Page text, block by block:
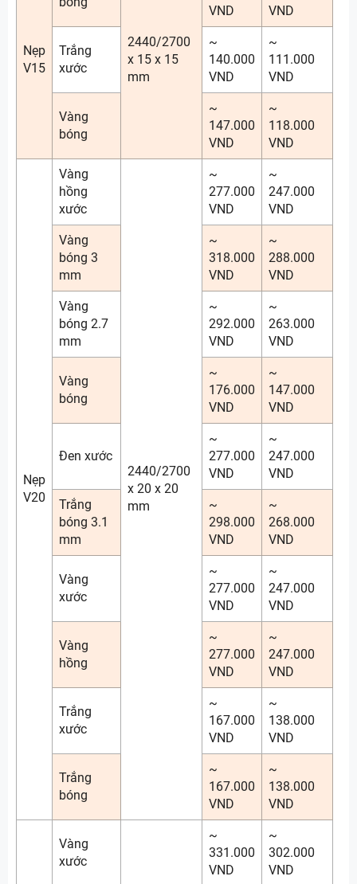
Nẹp
V15
2440/2700
x 15 x 15
mm
VND
VND
Trắng
xước
~
140.000
VND
~
111.000
VND
Vàng
bóng
~
147.000
VND
~
118.000
VND
Nẹp
V20
Vàng
hồng
xước
2440/2700
x 20 x 20
mm
~
277.000
VND
~
247.000
VND
Vàng
bóng 3
mm
~
318.000
VND
~
288.000
VND
Vàng
bóng 2.7
mm
~
292.000
VND
~
263.000
VND
Vàng
bóng
~
176.000
VND
~
147.000
VND
Đen xước
~
277.000
VND
~
247.000
VND
Trắng
bóng 3.1
mm
~
298.000
VND
~
268.000
VND
Vàng
xước
~
277.000
VND
~
247.000
VND
Vàng
hồng
~
277.000
VND
~
247.000
VND
Trắng
xước
~
167.000
VND
~
138.000
VND
Trắng
bóng
~
167.000
VND
~
138.000
VND
Vàng
xước
~
331.000
VND
~
302.000
VND